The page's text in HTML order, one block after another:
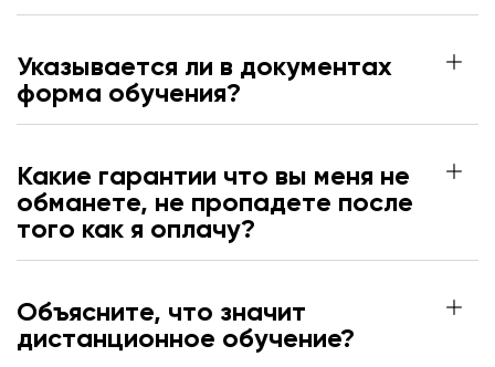
Указывается ли в документах
форма обучения?
Какие гарантии что вы меня не
обманете, не пропадете после
того как я оплачу?
Объясните, что значит
дистанционное обучение?